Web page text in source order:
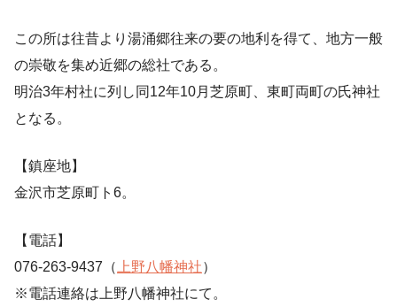
この所は往昔より湯涌郷往来の要の地利を得て、地方一般
の崇敬を集め近郷の総社である。
明治3年村社に列し同12年10月芝原町、東町両町の氏神社
となる。
【鎮座地】
金沢市芝原町ト6。
【電話】
076-263-9437（ 上野八幡神社）
※電話連絡は上野八幡神社にて。